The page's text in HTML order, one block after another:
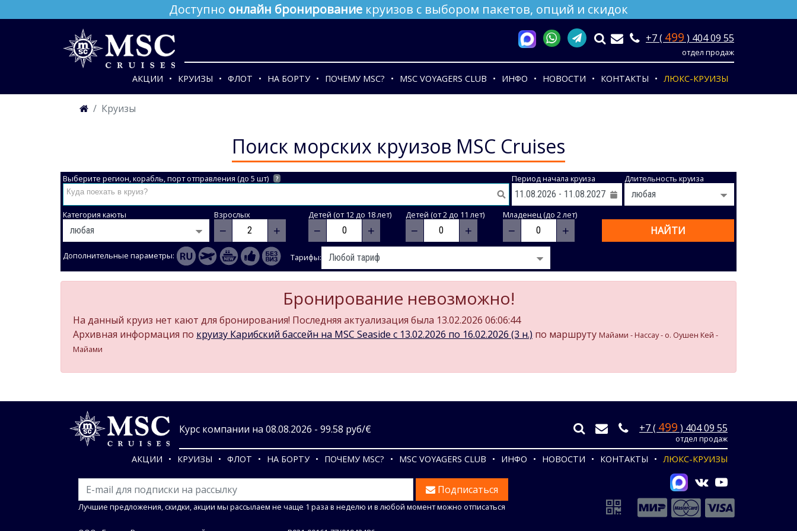
Доступно онлайн бронирование круизов с выбором пакетов, опций и скидок
+7 ( 499 ) 404 09 55
отдел продаж
АКЦИИ КРУИЗЫ ФЛОТ НА БОРТУ ПОЧЕМУ MSC? MSC VOYAGERS CLUB ИНФО НОВОСТИ КОНТАКТЫ ЛЮКС-КРУИЗЫ
Круизы
Поиск морских круизов MSC Cruises
Выберите регион, корабль, порт отправления (до 5 шт) ? Период начала круиза Длительность круиза
Категория каюты Взрослых
− +
Детей (от 12 до 18 лет)
− +
Детей (от 2 до 11 лет)
− +
Младенец (до 2 лет)
− + НАЙТИ
Дополнительные параметры: Тарифы:
Бронирование невозможно!
На данный круиз нет кают для бронирования! Последняя актуализация была 13.02.2026 06:06:44
Архивная информация по круизу Карибский бассейн на MSC Seaside c 13.02.2026 по 16.02.2026 (3 н.) по маршруту Майами - Нассау - о. Оушен Кей -
Майами
Курс компании на 08.08.2026 - 99.58 руб/€ +7 ( 499 ) 404 09 55
отдел продаж
АКЦИИ КРУИЗЫ ФЛОТ НА БОРТУ ПОЧЕМУ MSC? MSC VOYAGERS CLUB ИНФО НОВОСТИ КОНТАКТЫ ЛЮКС-КРУИЗЫ
Подписаться
Лучшие предложения, скидки, акции мы рассылаем не чаще 1 раза в неделю и в любой момент можно отписаться